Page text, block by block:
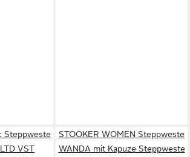
Steppweste
VST
STOOKER WOMEN Steppweste
WANDA mit Kapuze Steppweste